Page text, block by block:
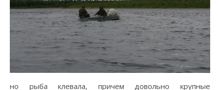
но рыба клевала, причем довольно крупные